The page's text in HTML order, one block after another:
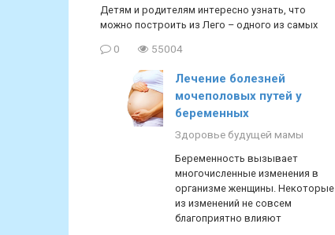
Детям и родителям интересно узнать, что
можно построить из Лего – одного из самых
0 55004
Лечение болезней
мочеполовых путей у
беременных
Здоровье будущей мамы
Беременность вызывает
многочисленные изменения в
организме женщины. Некоторые
из изменений не совсем
благоприятно влияют